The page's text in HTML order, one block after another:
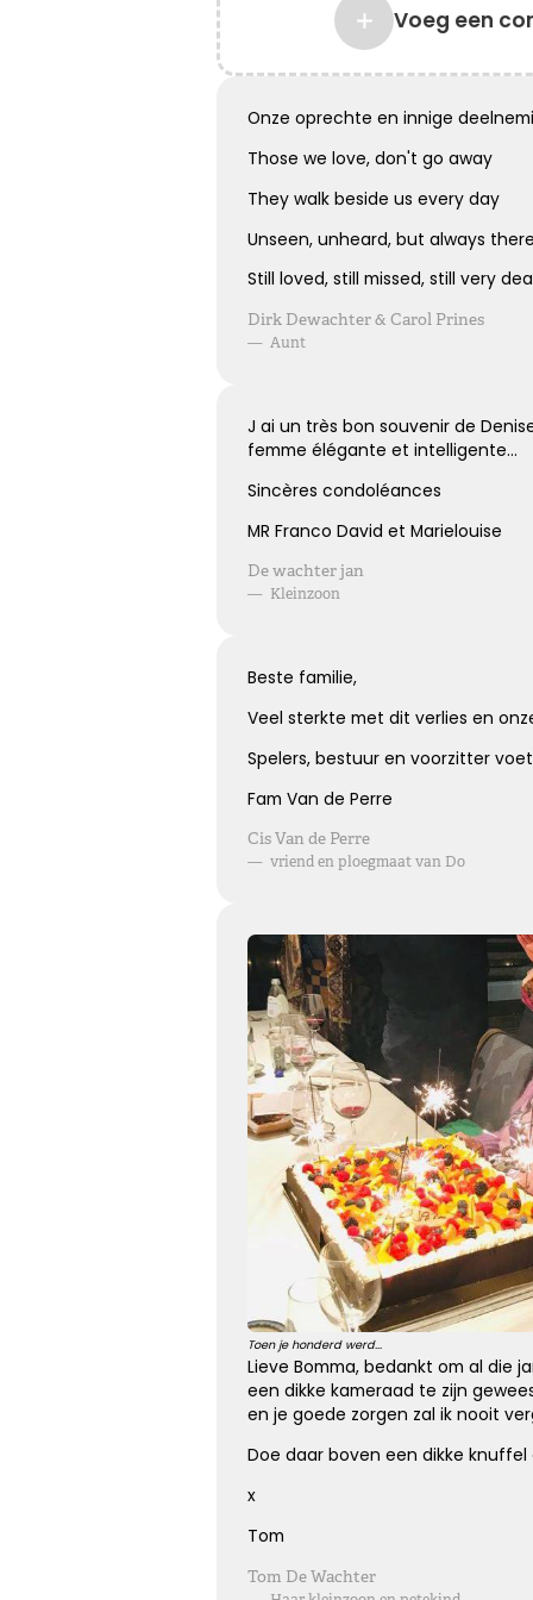
Voeg een
Onze oprechte en innige
Those we love, don't go away
They walk beside us every day
Unseen, unheard, but always
Still loved, still missed, still very
Dirk Dewachter & Carol Prines
— Aunt
J ai un très bon souvenir de
femme élégante et intelligente...
Sincères condoléances
MR Franco David et Marielouise
De wachter jan
— Kleinzoon
Beste familie,
Veel sterkte met dit verlies en
Spelers, bestuur en voorzitter
Fam Van de Perre
Cis Van de Perre
— vriend en ploegmaat van Do
Toen je honderd werd...
Lieve Bomma, bedankt om al die
een dikke kameraad te zijn
en je goede zorgen zal ik nooit
Doe daar boven een dikke
x
Tom
Tom De Wachter
Het grote gemis
Loslaten zonder spijt
kijken zonder verwachtingen ...
Geen dag vergeten, alle dagen gemist
Dat jij er bent geweest voor ons is zo onvergetelijk mooi,